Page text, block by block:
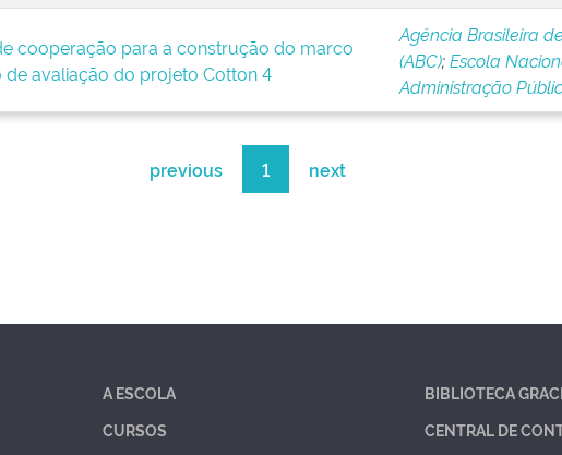
cooperação para a construção do marco
de avaliação do projeto Cotton 4
Agência Brasileira
(ABC);Escola
Administração
previous 1 next
A ESCOLA
CURSOS
BIBLIOTECA
CENTRAL DE